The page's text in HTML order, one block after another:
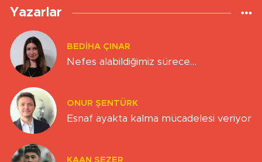
Yazarlar
BEDIHA ÇINAR
Nefes alabildiğimiz sürece…
ONUR ŞENTÜRK
Esnaf ayakta kalma mücadelesi veriyor
KAAN SEZER